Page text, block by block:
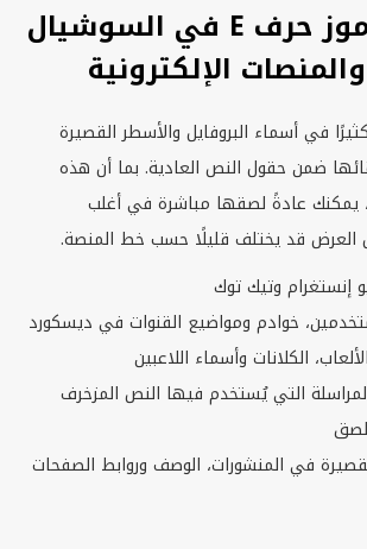
استخدام رموز حرف E في السوشيال
الإلكترونية
في أسماء البروفايل والأسطر القصيرة
ضمن حقول النص العادية. بما أن هذه
يمكنك عادةً لصقها مباشرة في أغلب
العرض قد يختلف قليلًا حسب خط المنصة.
إنستغرام وتيك توك
خوادم ومواضيع القنوات في ديسكورد
الكلانات وأسماء اللاعبين
التي يُستخدم فيها النص المزخرف
في المنشورات، الوصف وروابط الصفحات